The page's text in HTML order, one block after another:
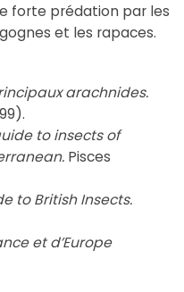
forte prédation par les
et les rapaces.
arachnides.
to insects of
Pisces
to British Insects.
et d’Europe